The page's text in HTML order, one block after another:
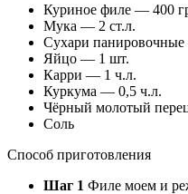
Куриное филе — 400
Мука — 2 ст.л.
Сухари
Яйцо — 1 шт.
Карри — 1 ч.л.
Куркума — 0,5 ч.л.
Чёрный молотый
Соль
Способ приготовления
Шаг 1 Филе моем и